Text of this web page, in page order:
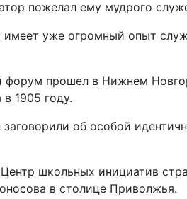
пожелал ему мудрого
уже огромный опыт
форум прошел в Нижнем
1905 году.
заговорили об особой
школьных инициатив
в столице Приволжья.